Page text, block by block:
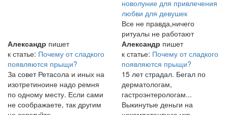
новолуние для привлечения
любви для девушек
Все не правда,ничего
ритуалы не работают
Александр пишет
к статье: Почему от сладкого
появляются прыщи?
За совет Ретасола и иных на
изотретиноине надо ремня
по одному месту. Если сами
не соображаете, так другим
Александр пишет
к статье: Почему от сладкого
появляются прыщи?
15 лет страдал. Бегал по
дерматологам,
гастроэнтерологам...
Выкинутые деньги на